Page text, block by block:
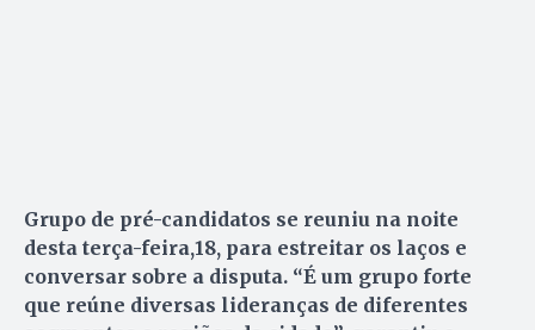
Grupo de pré-candidatos se reuniu na noite
desta terça-feira,18, para estreitar os laços e
conversar sobre a disputa. “É um grupo forte
que reúne diversas lideranças de diferentes